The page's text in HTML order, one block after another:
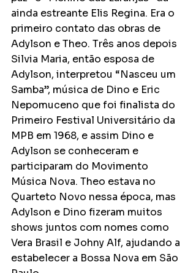
ainda estreante Elis Regina. Era o
primeiro contato das obras de
Adylson e Theo. Três anos depois
Silvia Maria, então esposa de
Adylson, interpretou “Nasceu um
Samba”, música de Dino e Eric
Nepomuceno que foi finalista do
Primeiro Festival Universitário da
MPB em 1968, e assim Dino e
Adylson se conheceram e
participaram do Movimento
Música Nova. Theo estava no
Quarteto Novo nessa época, mas
Adylson e Dino fizeram muitos
shows juntos com nomes como
Vera Brasil e Johny Alf, ajudando a
estabelecer a Bossa Nova em São